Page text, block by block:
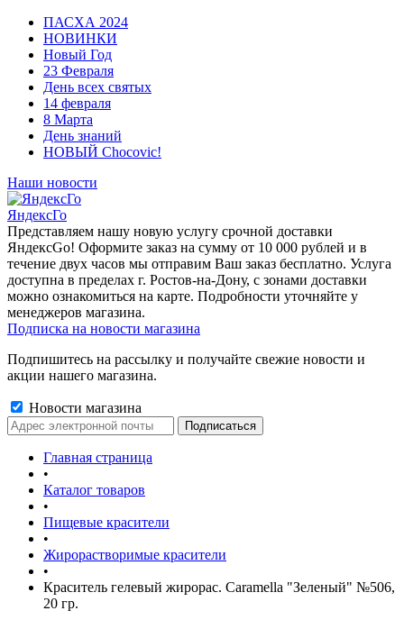
ПАСХА 2024
НОВИНКИ
Новый Год
23 Февраля
День всех святых
14 февраля
8 Марта
День знаний
НОВЫЙ Chocovic!
Наши новости
ЯндексГо
Представляем нашу новую услугу срочной доставки
ЯндексGo! Оформите заказ на сумму от 10 000 рублей и в
течение двух часов мы отправим Ваш заказ бесплатно. Услуга
доступна в пределах г. Ростов-на-Дону, с зонами доставки
можно ознакомиться на карте. Подробности уточняйте у
менеджеров магазина.
Подписка на новости магазина
Подпишитесь на рассылку и получайте свежие новости и
акции нашего магазина.
Новости магазина
Главная страница
•
Каталог товаров
•
Пищевые красители
•
Жирорастворимые красители
•
Краситель гелевый жирорас. Caramella "Зеленый" №506,
20 гр.